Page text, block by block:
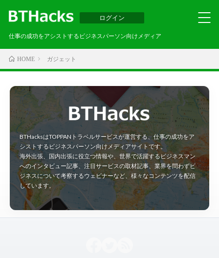
ログイン
仕事の成功をアシストするビジネスパーソン向けメディア
HOME ガジェット
BTHacksはTOPPANトラベルサービスが運営する、仕事の成功をア
シストするビジネスパーソン向けメディアサイトです。
海外出張、国内出張に役立つ情報や、世界で活躍するビジネスマン
へのインタビュー記事、注目サービスの取材記事、業界を問わずビ
ジネスについて考察するウェビナーなど、様々なコンテンツを配信
しています。